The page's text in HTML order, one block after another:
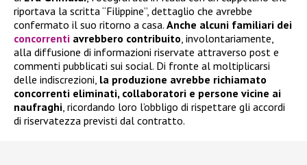
riportava la scritta “Filippine”, dettaglio che avrebbe
confermato il suo ritorno a casa. Anche alcuni familiari dei
concorrenti avrebbero contribuito , involontariamente,
alla diffusione di informazioni riservate attraverso post e
commenti pubblicati sui social. Di fronte al moltiplicarsi
delle indiscrezioni, la produzione avrebbe richiamato
concorrenti eliminati, collaboratori e persone vicine ai
naufraghi , ricordando loro l’obbligo di rispettare gli accordi
di riservatezza previsti dal contratto.